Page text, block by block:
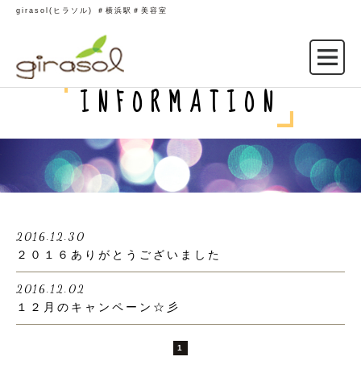
girasol(ヒラソル) ＃横浜駅＃美容室
INFORMATION
2016.12.30
２０１６ありがとうございました
2016.12.02
１２月のキャンペーン☆彡
1